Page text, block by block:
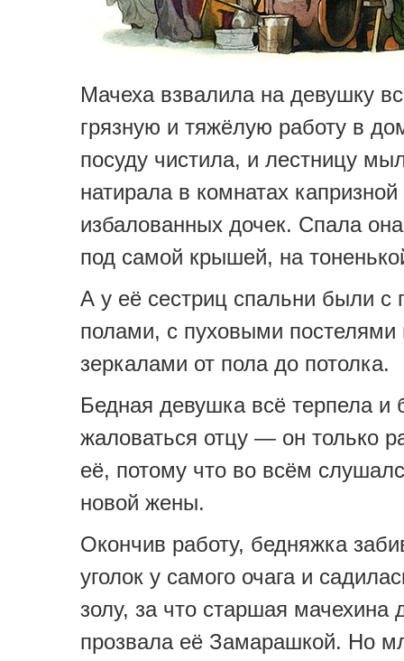
Мачеха взвалила на девушку
грязную и тяжёлую работу в
посуду чистила, и лестницу
натирала в комнатах
избалованных дочек. Спала
под самой крышей, на
А у её сестриц спальни были с
полами, с пуховыми постелями
зеркалами от пола до потолка.
Бедная девушка всё терпела и
жаловаться отцу — он только
её, потому что во всём
новой жены.
Окончив работу, бедняжка
уголок у самого очага и
золу, за что старшая мачехина
прозвала её Замарашкой. Но